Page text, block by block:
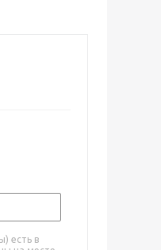
есть в